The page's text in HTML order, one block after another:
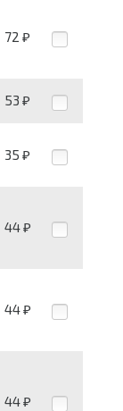
72 ₽
53 ₽
35 ₽
44 ₽
44 ₽
44 ₽